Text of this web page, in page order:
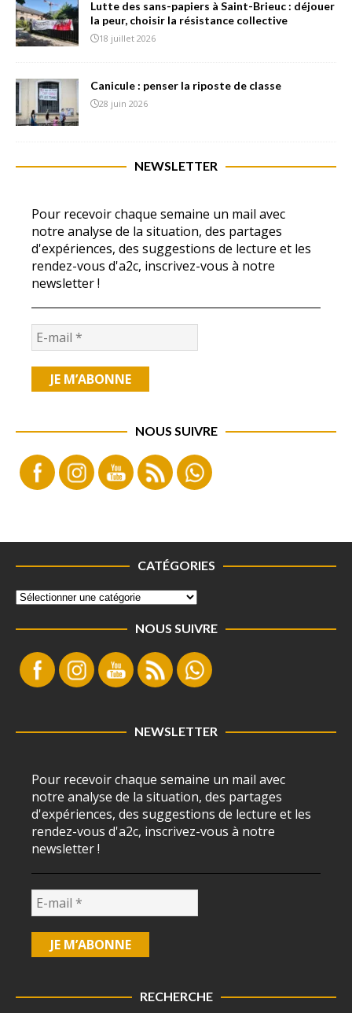
Lutte des sans-papiers à Saint-Brieuc : déjouer
la peur, choisir la résistance collective
18 juillet 2026
Canicule : penser la riposte de classe
28 juin 2026
NEWSLETTER
Pour recevoir chaque semaine un mail avec
notre analyse de la situation, des partages
d'expériences, des suggestions de lecture et les
rendez-vous d'a2c, inscrivez-vous à notre
newsletter !
NOUS SUIVRE
CATÉGORIES
NOUS SUIVRE
NEWSLETTER
Pour recevoir chaque semaine un mail avec
notre analyse de la situation, des partages
d'expériences, des suggestions de lecture et les
rendez-vous d'a2c, inscrivez-vous à notre
newsletter !
RECHERCHE